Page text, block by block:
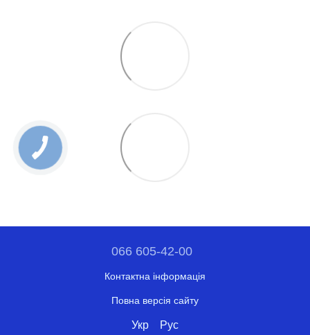
066 605-42-00
Контактна інформація
Повна версія сайту
Укр Рус